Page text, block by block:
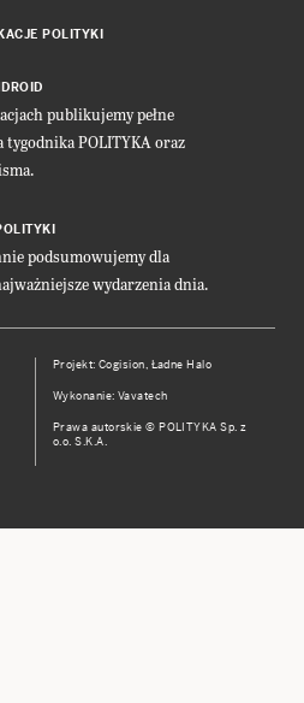
POLITYKI
publikujemy pełne
tygodnika POLITYKA oraz
podsumowujemy dla
wydarzenia dnia.
Projekt:Cogision, Ładne Halo
Wykonanie: Vavatech
Prawa autorskie © POLITYKA Sp. z
o.o. S.K.A.